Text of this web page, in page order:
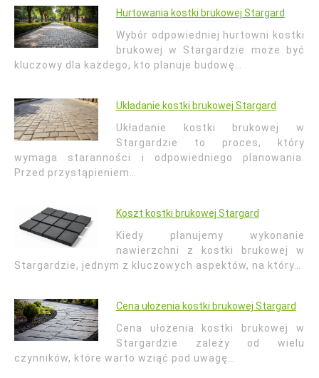
Hurtowania kostki brukowej Stargard
Wybór odpowiedniej hurtowni kostki
brukowej w Stargardzie może być
kluczowy dla każdego, kto planuje budowę…
Układanie kostki brukowej Stargard
Układanie kostki brukowej w
Stargardzie to proces, który
wymaga staranności i odpowiedniego planowania.
Przed przystąpieniem…
Koszt kostki brukowej Stargard
Kiedy planujemy wykonanie
nawierzchni z kostki brukowej w
Stargardzie, jednym z kluczowych aspektów, na który…
Cena ułożenia kostki brukowej Stargard
Cena ułożenia kostki brukowej w
Stargardzie zależy od wielu
czynników, które warto wziąć pod uwagę…